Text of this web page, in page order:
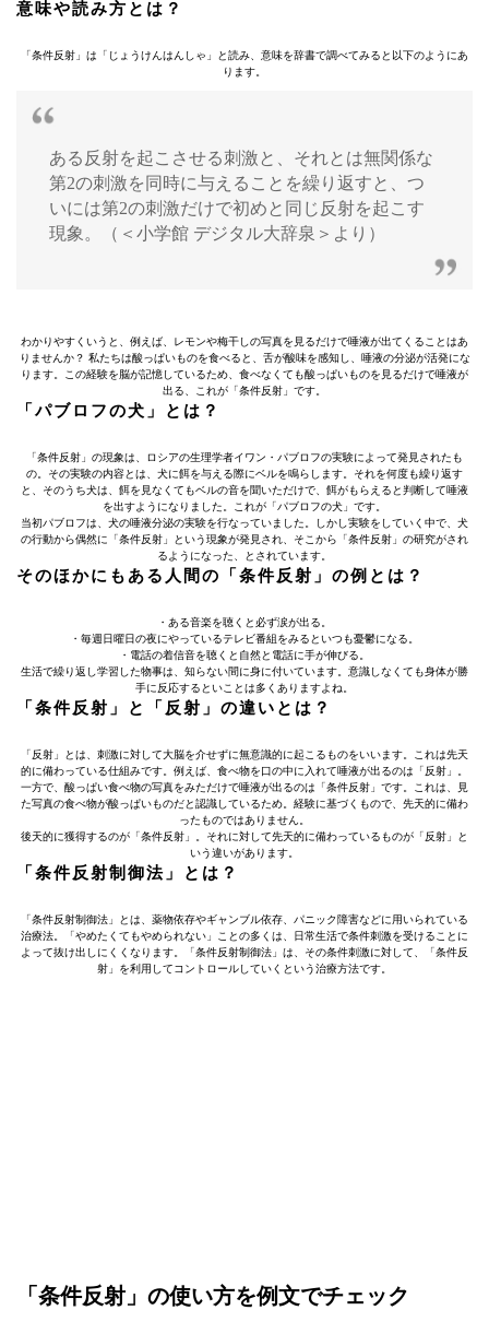
意味や読み方とは？
「条件反射」は「じょうけんはんしゃ」と読み、意味を辞書で調べてみると以下のようにあ
ります。
ある反射を起こさせる刺激と、それとは無関係な
第2の刺激を同時に与えることを繰り返すと、つ
いには第2の刺激だけで初めと同じ反射を起こす
現象。（＜小学館 デジタル大辞泉＞より）
わかりやすくいうと、例えば、レモンや梅干しの写真を見るだけで唾液が出てくることはあ
りませんか？ 私たちは酸っぱいものを食べると、舌が酸味を感知し、唾液の分泌が活発にな
ります。この経験を脳が記憶しているため、食べなくても酸っぱいものを見るだけで唾液が
出る、これが「条件反射」です。
「パブロフの犬」とは？
「条件反射」の現象は、ロシアの生理学者イワン・パブロフの実験によって発見されたも
の。その実験の内容とは、犬に餌を与える際にベルを鳴らします。それを何度も繰り返す
と、そのうち犬は、餌を見なくてもベルの音を聞いただけで、餌がもらえると判断して唾液
を出すようになりました。これが「パブロフの犬」です。
当初パブロフは、犬の唾液分泌の実験を行なっていました。しかし実験をしていく中で、犬
の行動から偶然に「条件反射」という現象が発見され、そこから「条件反射」の研究がされ
るようになった、とされています。
そのほかにもある人間の「条件反射」の例とは？
・ある音楽を聴くと必ず涙が出る。
・毎週日曜日の夜にやっているテレビ番組をみるといつも憂鬱になる。
・電話の着信音を聴くと自然と電話に手が伸びる。
生活で繰り返し学習した物事は、知らない間に身に付いています。意識しなくても身体が勝
手に反応するといことは多くありますよね。
「条件反射」と「反射」の違いとは？
「反射」とは、刺激に対して大脳を介せずに無意識的に起こるものをいいます。これは先天
的に備わっている仕組みです。例えば、食べ物を口の中に入れて唾液が出るのは「反射」。
一方で、酸っぱい食べ物の写真をみただけで唾液が出るのは「条件反射」です。これは、見
た写真の食べ物が酸っぱいものだと認識しているため。経験に基づくもので、先天的に備わ
ったものではありません。
後天的に獲得するのが「条件反射」。それに対して先天的に備わっているものが「反射」と
いう違いがあります。
「条件反射制御法」とは？
「条件反射制御法」とは、薬物依存やギャンブル依存、パニック障害などに用いられている
治療法。「やめたくてもやめられない」ことの多くは、日常生活で条件刺激を受けることに
よって抜け出しにくくなります。「条件反射制御法」は、その条件刺激に対して、「条件反
射」を利用してコントロールしていくという治療方法です。
「条件反射」の使い方を例文でチェック